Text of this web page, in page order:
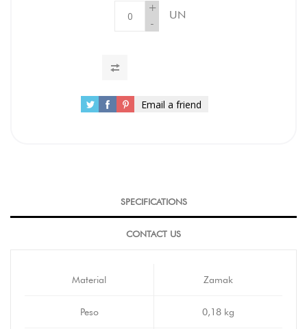
+
-
UN
Email a friend
SPECIFICATIONS
CONTACT US
Material Zamak
Peso 0,18 kg